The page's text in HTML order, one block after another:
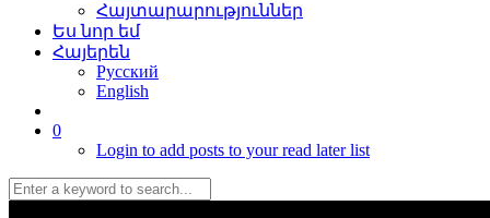
Հայտարարություններ
Ես նոր եմ
Հայերեն
Русский
English
0
Login to add posts to your read later list